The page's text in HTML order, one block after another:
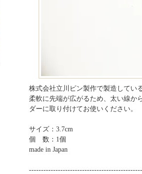
株式会社立川ピン製作で製造してい
柔軟に先端が広がるため、太い線か
ダーに取り付けてお使いください。
サイズ：3.7cm
個 数：1個
made in Japan